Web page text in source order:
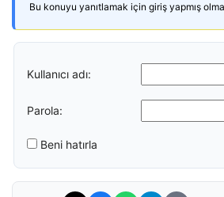
Bu konuyu yanıtlamak için giriş yapmış
Kullanıcı adı:
Parola:
Beni hatırla